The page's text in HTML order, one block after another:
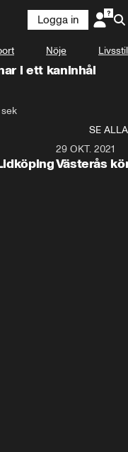
Logga in
Nöje Livsstil
i ett kaninhål
SE ALLA
29 OKT. 2021
Västerås